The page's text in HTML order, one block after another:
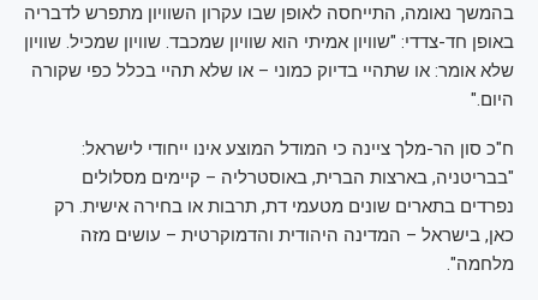
בהמשך נאומה, התייחסה לאופן שבו עקרון השוויון מתפרש לדבריה
באופן חד-צדדי: "שוויון אמיתי הוא שוויון שמכבד. שוויון שמכיל. שוויון
שלא אומר: או שתהיי בדיוק כמוני – או שלא תהיי בכלל כפי שקורה
היום."
ח"כ סון הר-מלך ציינה כי המודל המוצע אינו ייחודי לישראל:
"בבריטניה, בארצות הברית, באוסטרליה – קיימים מסלולים
נפרדים בתארים שונים מטעמי דת, תרבות או בחירה אישית. רק
כאן, בישראל – המדינה היהודית והדמוקרטית – עושים מזה
מלחמה".